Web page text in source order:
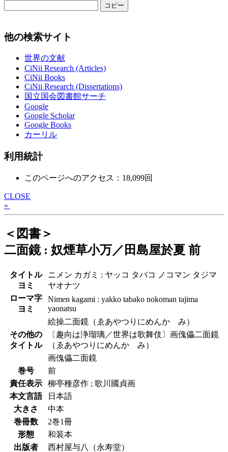
コピー
他の検索サイト
世界の文献
CiNii Research (Articles)
CiNii Books
CiNii Research (Dissertations)
国立国会図書館サーチ
Google
Google Scholar
Google Books
カーリル
利用統計
このページへのアクセス：18,099回
CLOSE
»
＜図書＞
二面鏡 : 奴煙草小万／田島屋於夏 前
タイトル
ヨミ
ニメン カガミ : ヤッコ タバコ ノコマン タジマ
ヤオナツ
ローマ字
ヨミ
Nimen kagami : yakko tabako nokoman tajima
yaonatsu
その他の
タイトル
絵操二面鏡（ゑあやつりにめんかゞみ）
〔趣向は浄瑠璃／世界は歌舞伎〕画傀儡二面鏡
（ゑあやつりにめんかゞみ）
画傀儡二面鏡
巻号
前
責任表示
柳亭種彦作 ; 歌川國貞画
本文言語
日本語
大きさ
中本
巻冊数
2巻1冊
形態
和装本
出版者
西村屋与八（永寿堂）